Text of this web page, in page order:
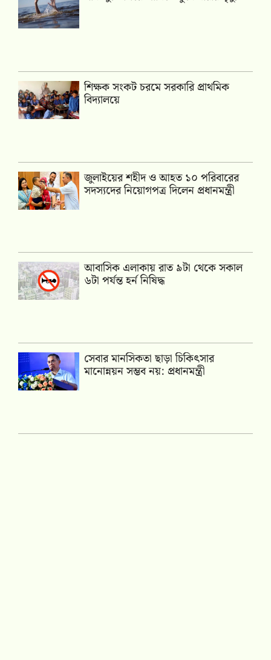
শিক্ষক সংকট চরমে সরকারি প্রাথমিক
বিদ্যালয়ে
জুলাইয়ের শহীদ ও আহত ১০ পরিবারের
সদস্যদের নিয়োগপত্র দিলেন প্রধানমন্ত্রী
আবাসিক এলাকায় রাত ৯টা থেকে সকাল
৬টা পর্যন্ত হর্ন নিষিদ্ধ
সেবার মানসিকতা ছাড়া চিকিৎসার
মানোন্নয়ন সম্ভব নয়: প্রধানমন্ত্রী